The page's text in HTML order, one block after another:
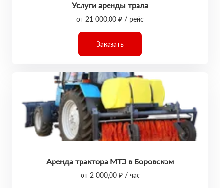
Услуги аренды трала
от 21 000,00 ₽ / рейс
Заказать
Аренда трактора МТЗ в Боровском
от 2 000,00 ₽ / час